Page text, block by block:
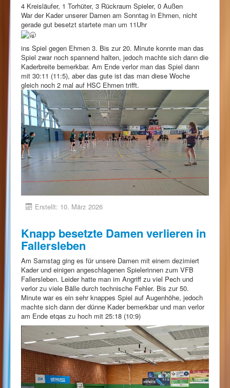
4 Kreisläufer, 1 Torhüter, 3 Rückraum Spieler, 0 Außen
War der Kader unserer Damen am Sonntag in Ehmen, nicht
gerade gut besetzt startete man um 11Uhr
ins Spiel gegen Ehmen 3. Bis zur 20. Minute konnte man das
Spiel zwar noch spannend halten, jedoch machte sich dann die
Kaderbreite bemerkbar. Am Ende verlor man das Spiel dann
mit 30:11 (11:5), aber das gute ist das man diese Woche
gleich noch 2 mal auf HSC Ehmen trifft.
Erstellt: 10. März 2026
Knapp besetzte Damen verlieren in
Fallersleben
Am Samstag ging es für unsere Damen mit einem dezimiert
Kader und einigen angeschlagenen Spielerinnen zum VFB
Fallersleben. Leider hatte man im Angriff zu viel Pech und
verlor zu viele Bälle durch technische Fehler. Bis zur 50.
Minute war es ein sehr knappes Spiel auf Augenhöhe, jedoch
machte sich dann der dünne Kader bemerkbar und man verlor
am Ende etqas zu hoch mit 25:18 (10:9)